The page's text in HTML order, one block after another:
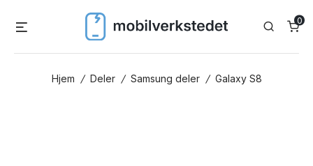
Search
0
Hjem / Deler / Samsung deler / Galaxy S8